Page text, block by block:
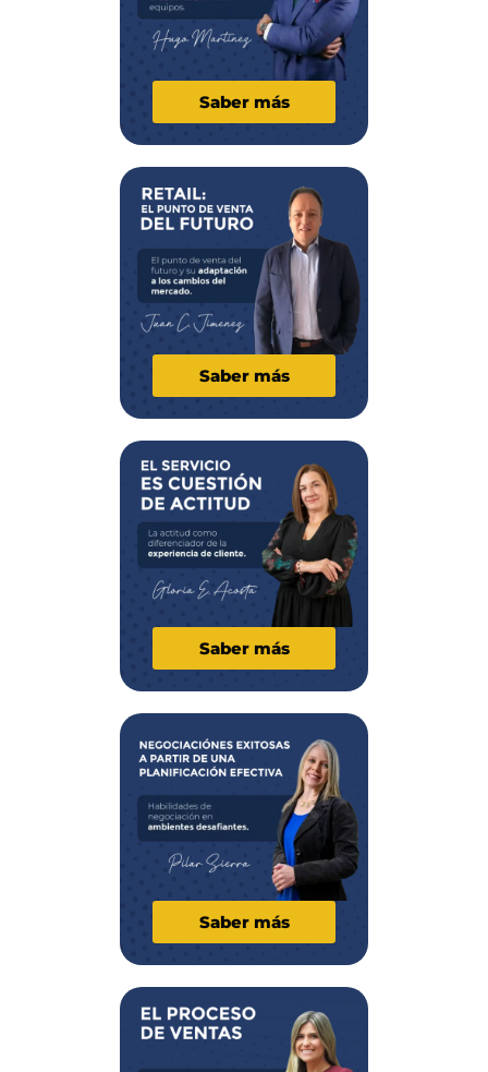
Saber más
Saber más
Saber más
Saber más